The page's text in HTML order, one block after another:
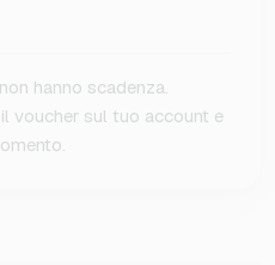
hanno scadenza.
voucher sul tuo account e